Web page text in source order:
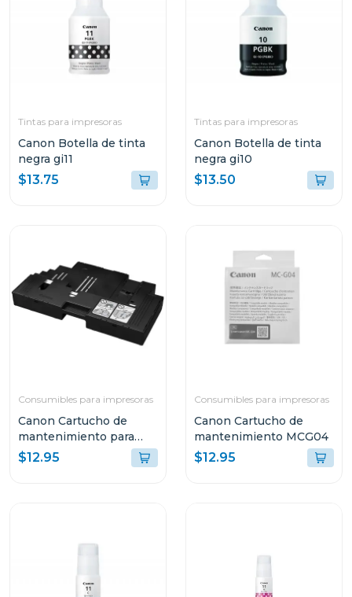
Tintas para impresoras
Canon Botella de tinta
negra gi11
$13.75
Tintas para impresoras
Canon Botella de tinta
negra gi10
$13.50
Consumibles para impresoras
Canon Cartucho de
mantenimiento para
impresoras pixma
$12.95
Consumibles para impresoras
Canon Cartucho de
mantenimiento MCG04
$12.95